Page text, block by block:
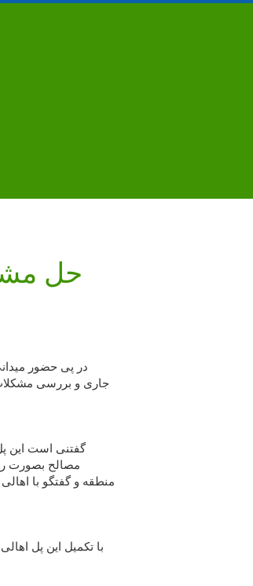
حل
جاری و بررسی
گفتنی است این
مصالح بصورت
منطقه و گفتگو با
با تکمیل این پل